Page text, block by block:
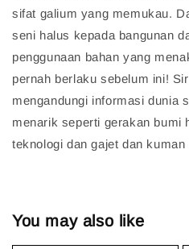
sifat galium yang memukau.
seni halus kepada bangunan
penggunaan bahan yang
pernah berlaku sebelum ini!
mengandungi informasi dunia
menarik seperti gerakan bumi
teknologi dan gajet dan
You may also like